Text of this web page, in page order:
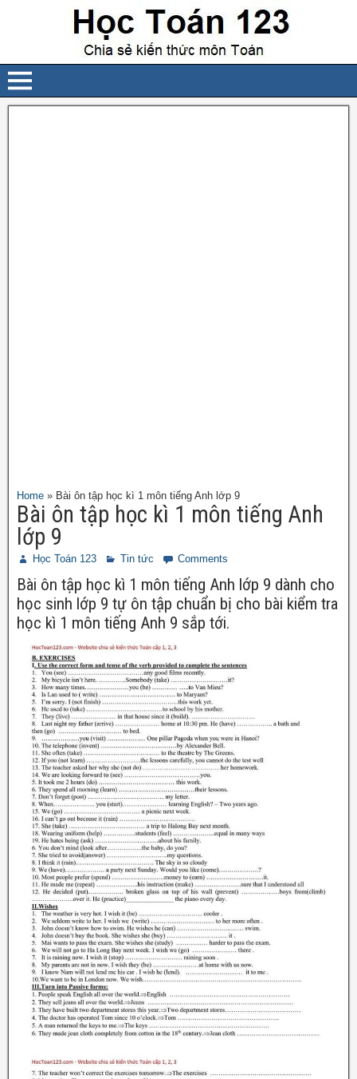
Home » Bài ôn tập học kì 1 môn tiếng Anh lớp 9
Bài ôn tập học kì 1 môn tiếng Anh
lớp 9
Học Toán 123 Tin tức Comments
Bài ôn tập học kì 1 môn tiếng Anh lớp 9 dành cho
học sinh lớp 9 tự ôn tập chuẩn bị cho bài kiểm tra
học kì 1 môn tiếng Anh 9 sắp tới.